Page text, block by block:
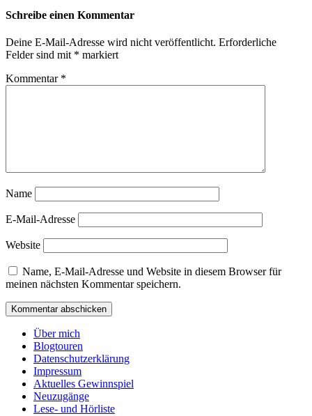
Schreibe einen Kommentar
Deine E-Mail-Adresse wird nicht veröffentlicht. Erforderliche
Felder sind mit * markiert
Kommentar *
Name
E-Mail-Adresse
Website
Name, E-Mail-Adresse und Website in diesem Browser für
meinen nächsten Kommentar speichern.
Über mich
Blogtouren
Datenschutzerklärung
Impressum
Aktuelles Gewinnspiel
Neuzugänge
Lese- und Hörliste